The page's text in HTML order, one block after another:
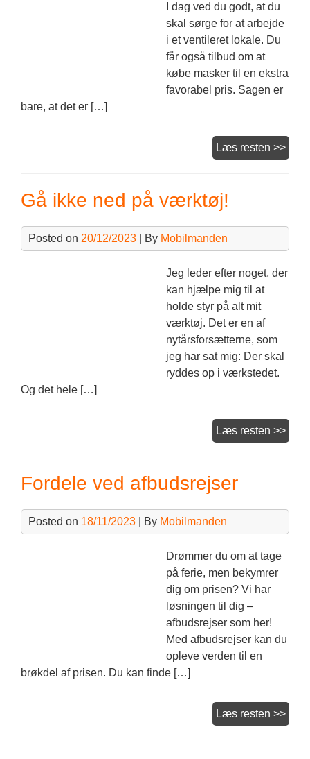
I dag ved du godt, at du
skal sørge for at arbejde
i et ventileret lokale. Du
får også tilbud om at
købe masker til en ekstra
favorabel pris. Sagen er
bare, at det er […]
Læs resten >>
og
Gå ikke ned på værktøj!
Posted on 20/12/2023 | By Mobilmanden
Jeg leder efter noget, der
kan hjælpe mig til at
holde styr på alt mit
værktøj. Det er en af
nytårsforsætterne, som
jeg har sat mig: Der skal
ryddes op i værkstedet.
Og det hele […]
Læs resten >>Gå
ikke
Fordele ved afbudsrejser
Posted on 18/11/2023 | By Mobilmanden
Drømmer du om at tage
på ferie, men bekymrer
dig om prisen? Vi har
løsningen til dig –
afbudsrejser som her!
Med afbudsrejser kan du
opleve verden til en
brøkdel af prisen. Du kan finde […]
Læs resten >>
ved